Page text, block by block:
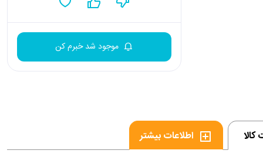
موجود شد خبرم کن
کالا اطلاعات بیشتر